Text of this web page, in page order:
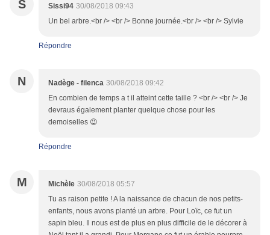
S Sissi94 30/08/2018 09:43
Un bel arbre.<br /> <br /> Bonne journée.<br /> <br /> Sylvie
Répondre
N Nadège - filenca 30/08/2018 09:42
En combien de temps a t il atteint cette taille ? <br /> <br /> Je
devraus également planter quelque chose pour les
demoiselles 😉
Répondre
M Michèle 30/08/2018 05:57
Tu as raison petite ! A la naissance de chacun de nos petits-
enfants, nous avons planté un arbre. Pour Loïc, ce fut un
sapin bleu. Il nous est de plus en plus difficile de le décorer à